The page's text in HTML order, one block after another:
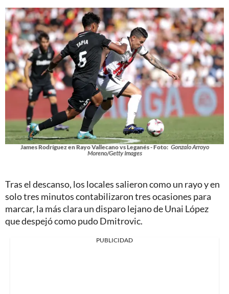
James Rodríguez en Rayo Vallecano vs Leganés - Foto: Gonzalo Arroyo
Moreno/Getty Images
Tras el descanso, los locales salieron como un rayo y en
solo tres minutos contabilizaron tres ocasiones para
marcar, la más clara un disparo lejano de Unai López
que despejó como pudo Dmitrovic.
PUBLICIDAD